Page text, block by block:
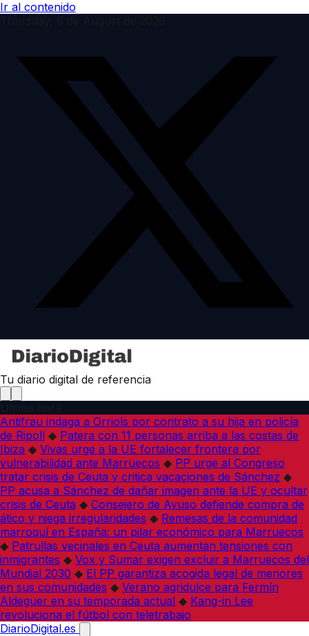
Ir al contenido
Tu diario digital de referencia
Antifrau indaga a Orriols por contrato a su hija en policía
de Ripoll ◆ Patera con 11 personas arriba a las costas de
Ibiza ◆ Vivas urge a la UE fortalecer frontera por
vulnerabilidad ante Marruecos ◆ PP urge al Congreso
tratar crisis de Ceuta y critica vacaciones de Sánchez ◆
PP acusa a Sánchez de dañar imagen ante la UE y ocultar
crisis de Ceuta ◆ Consejero de Ayuso defiende compra de
ático y niega irregularidades ◆ Remesas de la comunidad
marroquí en España: un pilar económico para Marruecos
◆ Patrullas vecinales en Ceuta aumentan tensiones con
inmigrantes ◆ Vox y Sumar exigen excluir a Marruecos del
Mundial 2030 ◆ El PP garantiza acogida legal de menores
en sus comunidades ◆ Verano agridulce para Fermín
Aldeguer en su temporada actual ◆ Kang-in Lee
revoluciona el fútbol con teletrabajo
DiarioDigital.es